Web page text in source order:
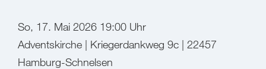
So, 17. Mai 2026 19:00 Uhr
Adventskirche | Kriegerdankweg 9c | 22457
Hamburg-Schnelsen